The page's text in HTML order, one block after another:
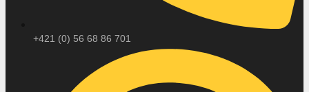
+421 (0) 56 68 86 701